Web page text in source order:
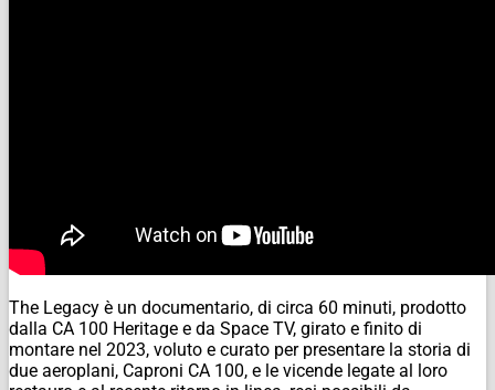
The Legacy è un documentario, di circa 60 minuti, prodotto
dalla CA 100 Heritage e da Space TV, girato e finito di
montare nel 2023, voluto e curato per presentare la storia di
due aeroplani, Caproni CA 100, e le vicende legate al loro